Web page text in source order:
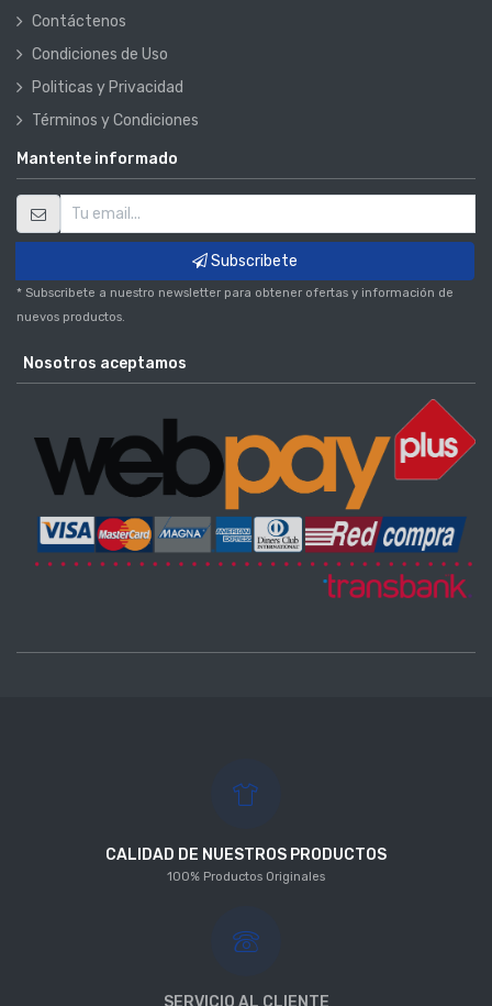
Contáctenos
Condiciones de Uso
Politicas y Privacidad
Términos y Condiciones
Mantente informado
Subscribete
* Subscribete a nuestro newsletter para obtener ofertas y información de
nuevos productos.
Nosotros aceptamos
CALIDAD DE NUESTROS PRODUCTOS
100% Productos Originales
SERVICIO AL CLIENTE